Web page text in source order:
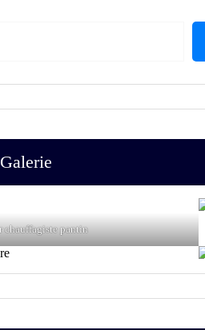
Galerie
chauffagiste pantin